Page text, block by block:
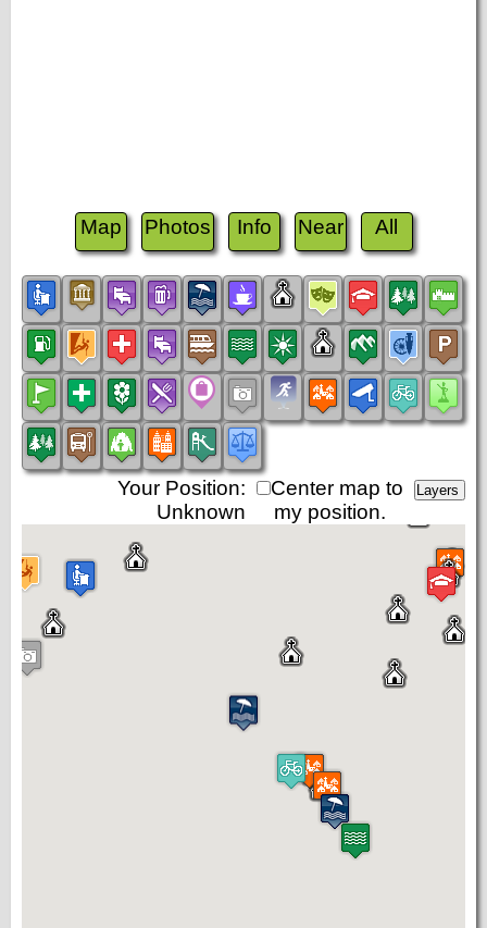
Map Photos Info Near All
Center map to
my position.
Your Position:
Unknown